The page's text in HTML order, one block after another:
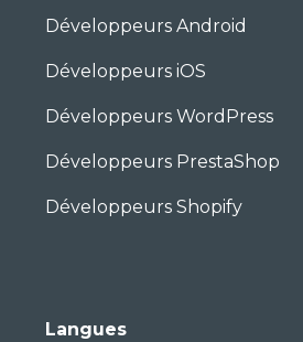
Développeurs Android
Développeurs iOS
Développeurs WordPress
Développeurs PrestaShop
Développeurs Shopify
Langues